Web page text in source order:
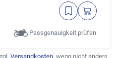
Passgenauigkeit prüfen
Versandkosten, wenn nicht anders